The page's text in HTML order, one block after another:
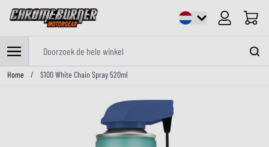
Cart
Ga naar de inhoud
Home / S100 White Chain Spray 520ml